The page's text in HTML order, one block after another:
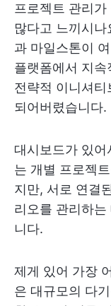
프로젝트 관리
많다고 느끼시
과 마일스톤이
플랫폼에서 지
전략적 이니셔
되어버렸습니다.
대시보드가 있
는 개별 프로젝
지만, 서로 연결
리오를 관리하
니다.
제게 있어 가장
은 대규모의 다